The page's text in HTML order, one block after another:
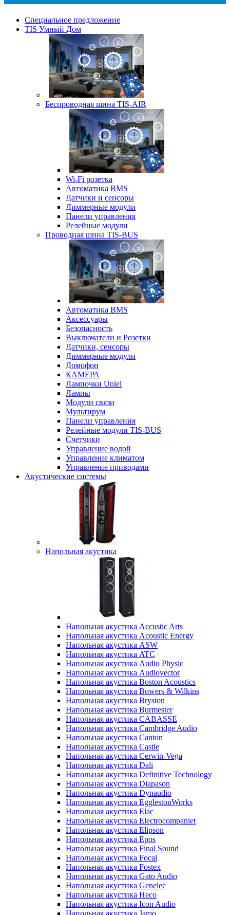
Специальное предложение
TIS Умный Дом
Беспроводная шина TIS-AIR
Wi-Fi розетка
Автоматика BMS
Датчики и сенсоры
Диммерные модули
Панели управления
Релейные модули
Проводная шина TIS-BUS
Автоматика BMS
Аксессуары
Безопасность
Выключатели и Розетки
Датчики, сенсоры
Диммерные модули
Домофон
КАМЕРА
Лампочки Uniel
Лампы
Модули связи
Мультирум
Панели управления
Релейные модули TIS-BUS
Счетчики
Управление водой
Управление климатом
Управление приводами
Акустические системы
Напольная акустика
Напольная акустика Accustic Arts
Напольная акустика Acoustic Energy
Напольная акустика ASW
Напольная акустика ATC
Напольная акустика Audio Physic
Напольная акустика Audiovector
Напольная акустика Boston Acoustics
Напольная акустика Bowers & Wilkins
Напольная акустика Bryston
Напольная акустика Burmester
Напольная акустика CABASSE
Напольная акустика Cambridge Audio
Напольная акустика Canton
Напольная акустика Castle
Напольная акустика Cerwin-Vega
Напольная акустика Dali
Напольная акустика Definitive Technology
Напольная акустика Diapason
Напольная акустика Dynaudio
Напольная акустика EgglestonWorks
Напольная акустика Elac
Напольная акустика Electrocompaniet
Напольная акустика Elipson
Напольная акустика Epos
Напольная акустика Final Sound
Напольная акустика Focal
Напольная акустика Fostex
Напольная акустика Gato Audio
Напольная акустика Genelec
Напольная акустика Heco
Напольная акустика Icon Audio